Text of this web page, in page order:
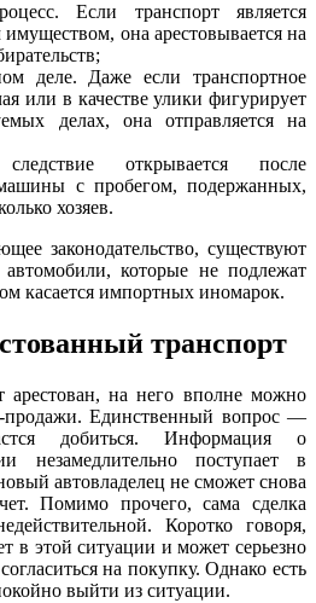
Если транспорт является
она арестовывается на
деле. Даже если транспортное
или в качестве улики фигурирует
делах, она отправляется на
открывается после
с пробегом, подержанных,
хозяев.
законодательство, существуют
автомобили, которые не подлежат
касается импортных иномарок.
транспорт
арестован, на него вполне можно
продажи. Единственный вопрос —
добиться. Информация о
незамедлительно поступает в
автовладелец не сможет снова
Помимо прочего, сама сделка
Коротко говоря,
в этой ситуации и может серьезно
на покупку. Однако есть
выйти из ситуации.